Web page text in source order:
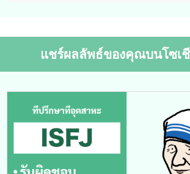
แชร์ผลลัพธ์ของคุณบนโซเ